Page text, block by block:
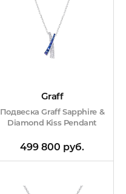
Graff
Подвеска Graff Sapphire &
Diamond Kiss Pendant
499 800 руб.